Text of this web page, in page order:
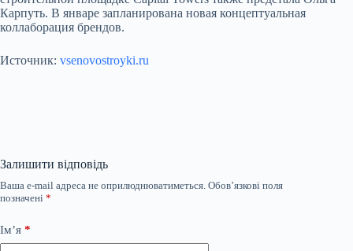
Карпуть. В январе запланирована новая концептуальная
коллаборация брендов.
Источник: vsenovostroyki.ru
Залишити відповідь
Ваша e-mail адреса не оприлюднюватиметься. Обов’язкові поля
позначені *
Ім’я *